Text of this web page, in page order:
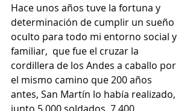
Hace unos años tuve la fortuna y
determinación de cumplir un sueño
oculto para todo mi entorno social y
familiar,  que fue el cruzar la
cordillera de los Andes a caballo por
el mismo camino que 200 años
antes, San Martín lo había realizado,